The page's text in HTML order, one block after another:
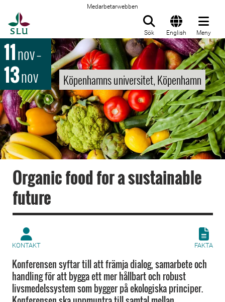
Medarbetarwebben
Sök English Meny
11nov–
13nov Köpenhamns universitet, Köpenhamn
Organic food for a sustainable
future
KONTAKT FAKTA
Konferensen syftar till att främja dialog, samarbete och
handling för att bygga ett mer hållbart och robust
livsmedelssystem som bygger på ekologiska principer.